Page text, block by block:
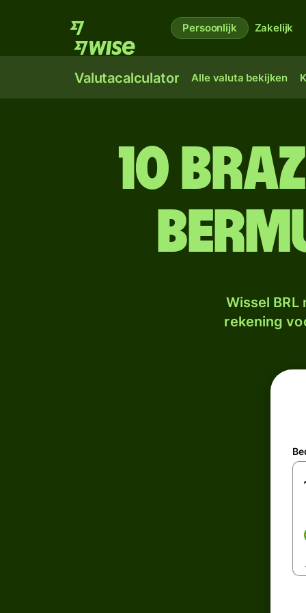
Persoonlijk Zakelijk
Valutacalculator Alle valuta bekijken
10
Wissel
rekening